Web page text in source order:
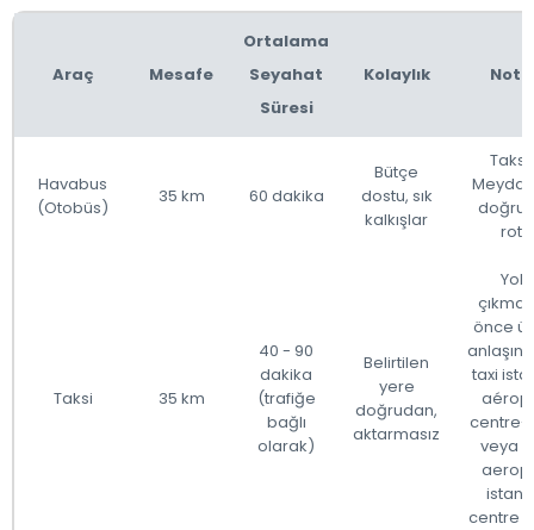
Araç Mesafe
Ortalama
Seyahat
Süresi
Kolaylık
Havabus
(Otobüs)
35 km 60 dakika
Bütçe
dostu, sık
kalkışlar
rota
Taksi 35 km
40 - 90
dakika
(trafiğe
bağlı
olarak)
Belirtilen
yere
doğrudan,
aktarmasız
Yola
önce
anlaşın
taxi
centre-
veya
centre